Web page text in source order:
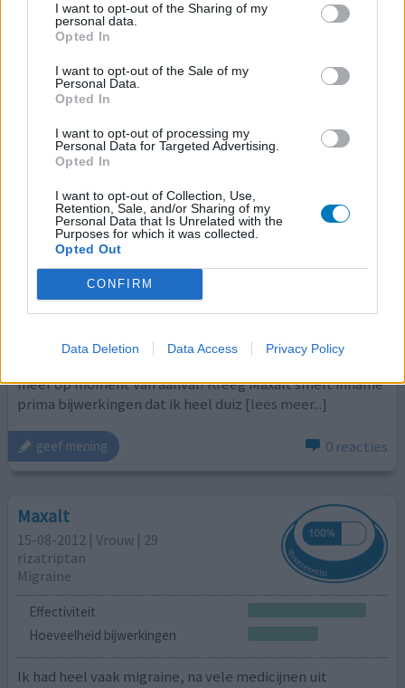
I want to opt-out of the Sharing of my
personal data.
Opted In
I want to opt-out of the Sale of my
Personal Data.
Opted In
I want to opt-out of processing my
Personal Data for Targeted Advertising.
Opted In
I want to opt-out of Collection, Use,
Retention, Sale, and/or Sharing of my
Personal Data that Is Unrelated with the
Purposes for which it was collected.
Opted Out
CONFIRM
Data Deletion Data Access Privacy Policy
meer...]
Maxalt
16-08-2012 | Vrouw | 25
rizatriptan
Effectiviteit
Hoeveelheid bijwerkingen
Hoi, ik heb al migraine vanaf mijn 5! 2x pw nu nog 1a2x per
maand! Heb immigran geprobeerd werkte prima alleen
ging naar alternatief zoeken omdat het niet prettig voelt
meer op moment van aanval! Kreeg Maxalt smelt inname
prima bijwerkingen dat ik heel duiz [lees meer...]
geef mening 0 reacties
Maxalt
15-08-2012 | Vrouw | 29
rizatriptan
Migraine
Effectiviteit
Hoeveelheid bijwerkingen
Ik had heel vaak migraine, na vele medicijnen uit